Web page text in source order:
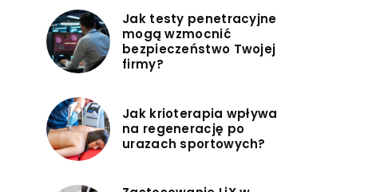
Jak testy penetracyjne
mogą wzmocnić
bezpieczeństwo Twojej
firmy?
Jak krioterapia wpływa
na regenerację po
urazach sportowych?